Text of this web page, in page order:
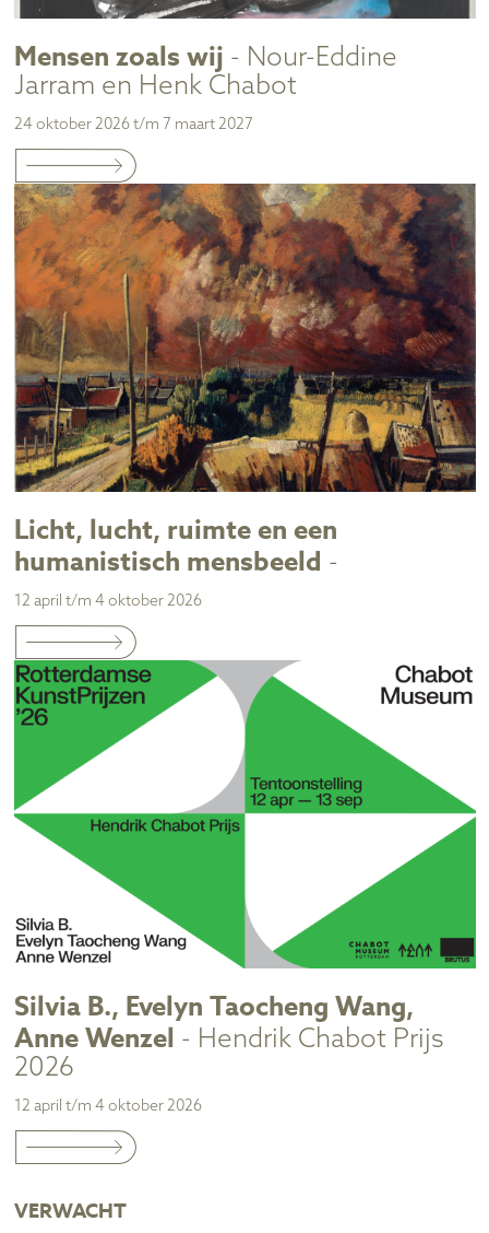
Mensen zoals wij - Nour-Eddine
Jarram en Henk Chabot
24 oktober 2026 t/m 7 maart 2027
Licht, lucht, ruimte en een
humanistisch mensbeeld -
12 april t/m 4 oktober 2026
Silvia B., Evelyn Taocheng Wang,
Anne Wenzel - Hendrik Chabot Prijs
2026
12 april t/m 4 oktober 2026
VERWACHT